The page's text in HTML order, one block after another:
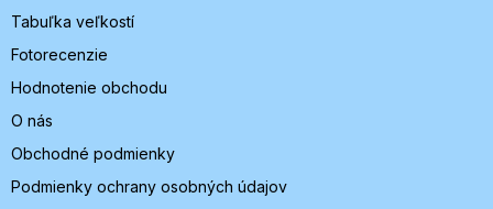
Tabuľka veľkostí
Fotorecenzie
Hodnotenie obchodu
O nás
Obchodné podmienky
Podmienky ochrany osobných údajov